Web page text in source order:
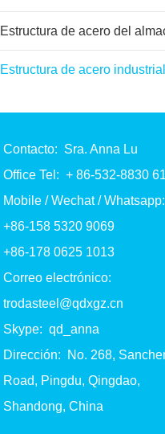
Estructura de acero del
Estructura de acero industrial
Contacto: Sra. Anna Lu
Office Tel: + 86-532-8830
Mobile / Wechat / Whatsapp:
+86-158 5320 9069
+86-178 0625 1013
Correo electrónico:
trodasteel@qdxgz.cn
Skype: qd_anna
Dirección: No. 268,
Road, Pingdu, Qingdao,
Shandong, China